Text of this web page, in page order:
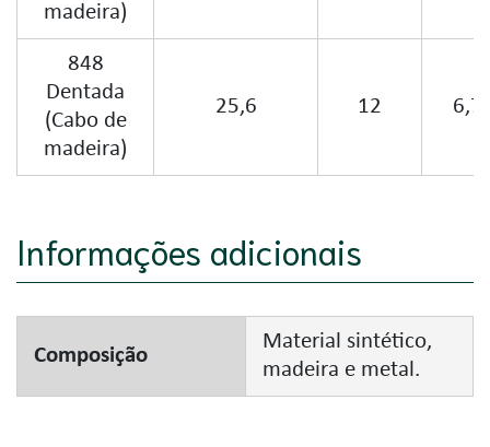
madeira)
848
Dentada
(Cabo de
madeira)
25,6 12 6,7
Informações adicionais
Composição
Material sintético,
madeira e metal.